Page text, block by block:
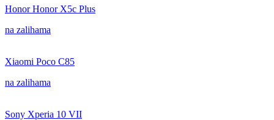
Honor Honor X5c Plus
na zalihama
Xiaomi Poco C85
na zalihama
Sony Xperia 10 VII